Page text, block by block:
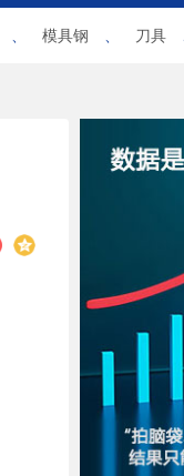
模具钢 刀具